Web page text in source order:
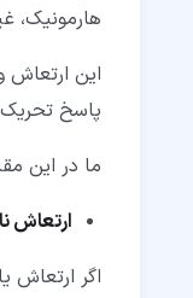
هارمونیک،
این ارتعاش
پاسخ
ما در این
ارتعاش
اگر ارتعاش